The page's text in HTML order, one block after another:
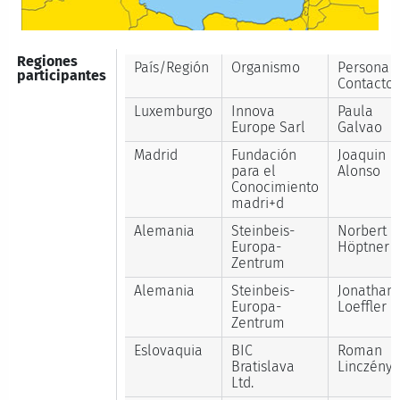
Regiones
participantes
País/Región Organismo
Persona
Contacto
Luxemburgo
Innova
Europe Sarl
Paula
Galvao
Madrid
Fundación
para el
Conocimiento
madri+d
Joaquin
Alonso
Alemania
Steinbeis-
Europa-
Zentrum
Norbert
Höptner
Alemania
Steinbeis-
Europa-
Zentrum
Jonathan
Loeffler
Eslovaquia
BIC
Bratislava
Ltd.
Roman
Linczényi